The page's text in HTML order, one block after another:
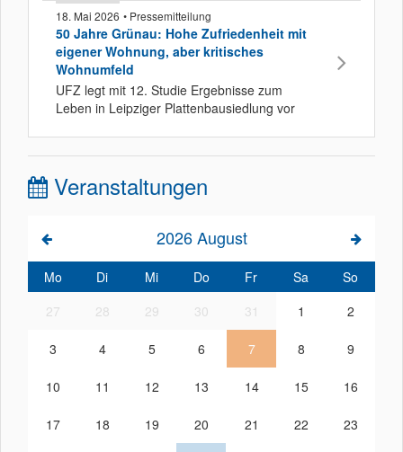
18. Mai 2026 • Pressemitteilung
50 Jahre Grünau: Hohe Zufriedenheit mit
eigener Wohnung, aber kritisches
Wohnumfeld
UFZ legt mit 12. Studie Ergebnisse zum
Leben in Leipziger Plattenbausiedlung vor
Veranstaltungen
2026 August
Mo Di Mi Do Fr Sa
So
27
28 29 30 31 1 2
3 4 5 6 7 8 9
10 11 12 13 14 15 16
17 18 19 20 21 22 23